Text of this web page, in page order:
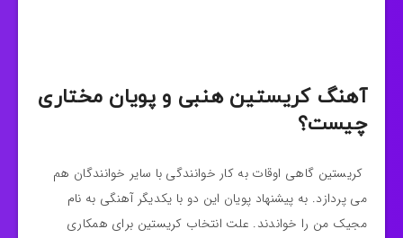
آهنگ کریستین هنبی و پویان مختاری
چیست؟
کریستین گاهی اوقات به کار خوانندگی با سایر خوانندگان هم
می پردازد. به پیشنهاد پویان این دو با یکدیگر آهنگی به نام
مجیک من را خواندند. علت انتخاب کریستین برای همکاری